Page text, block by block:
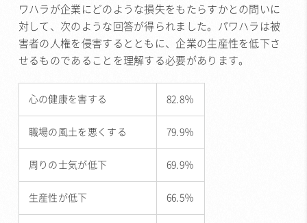
ワハラが企業にどのような損失をもたらすかとの問いに
対して、次のような回答が得られました。パワハラは被
害者の人権を侵害するとともに、企業の生産性を低下さ
せるものであることを理解する必要があります。
心の健康を害する 82.8％
職場の風土を悪くする 79.9％
周りの士気が低下 69.9％
生産性が低下 66.5％